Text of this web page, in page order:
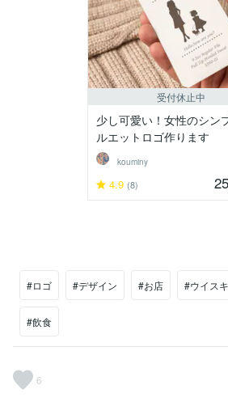
受付休止中
少し可愛い！女性のシン
ルエットロゴ作ります
kouminy
4.9 (8)
#ロゴ #デザイン #お店 #ウイス
#飲食
6